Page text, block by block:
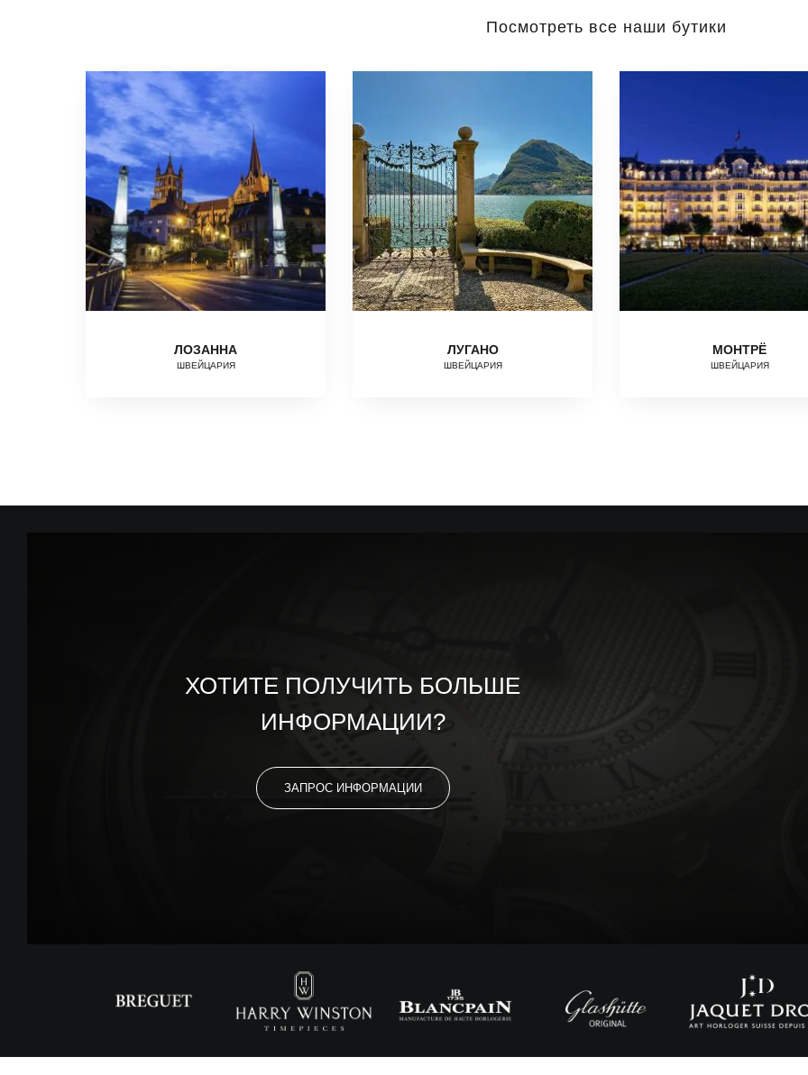
Посмотреть все наши бутики
ЛОЗАННА
ШВЕЙЦАРИЯ
ЛУГАНО
ШВЕЙЦАРИЯ
МОНТРЁ
ШВЕЙЦАРИЯ
ХОТИТЕ ПОЛУЧИТЬ БОЛЬШЕ
ИНФОРМАЦИИ?
ЗАПРОС ИНФОРМАЦИИ